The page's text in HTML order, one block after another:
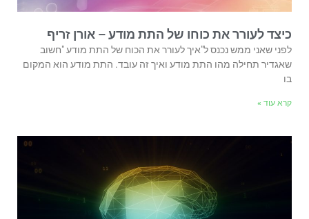
כיצד לעורר את כוחו של התת מודע – אורן זריף
לפני שאני ממש נכנס ל"איך לעורר את הכוח של התת מודע "חשוב
שאגדיר תחילה מהו התת מודע ואיך זה עובד. התת מודע הוא המקום
בו
קרא עוד »